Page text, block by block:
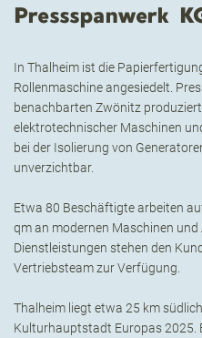
Pressspanwerk
In Thalheim ist die
Rollenmaschine angesiedelt.
benachbarten Zwönitz
elektrotechnischer Maschinen
bei der Isolierung von
unverzichtbar.
Etwa 80 Beschäftigte arbeiten
qm an modernen Maschinen und
Dienstleistungen stehen den
Vertriebsteam zur Verfügung.
Thalheim liegt etwa 25 km
Kulturhauptstadt Europas 2025.